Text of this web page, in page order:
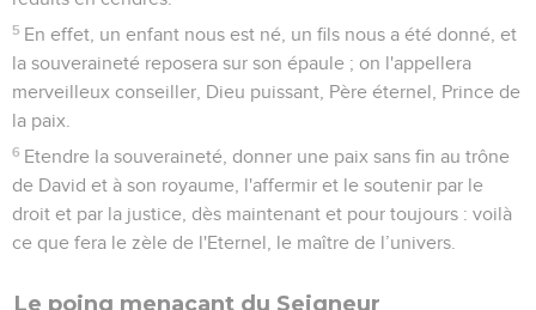
5 En effet, un enfant nous est né, un fils nous a été donné, et
la souveraineté reposera sur son épaule ; on l'appellera
merveilleux conseiller, Dieu puissant, Père éternel, Prince de
la paix.
6 Etendre la souveraineté, donner une paix sans fin au trône
de David et à son royaume, l'affermir et le soutenir par le
droit et par la justice, dès maintenant et pour toujours : voilà
ce que fera le zèle de l'Eternel, le maître de l’univers.
Le poing menaçant du Seigneur